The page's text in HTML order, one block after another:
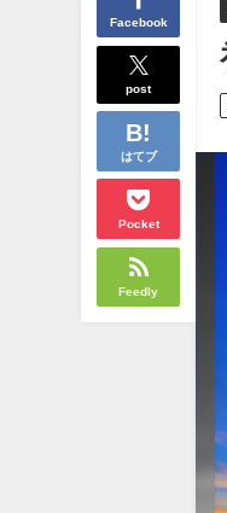
Facebook
post
はてブ
Pocket
Feedly